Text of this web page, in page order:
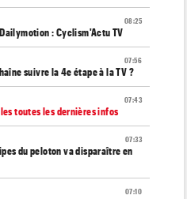
08:25
: Cyclism'Actu TV
07:56
suivre la 4e étape à la TV ?
07:43
toutes les dernières infos
07:33
du peloton va disparaître en
07:10